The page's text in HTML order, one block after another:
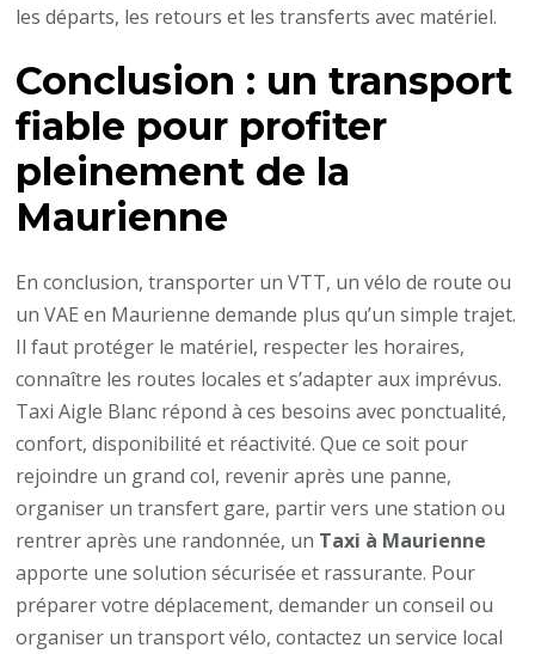
les départs, les retours et les transferts avec matériel.
Conclusion : un transport
fiable pour profiter
pleinement de la
Maurienne
En conclusion, transporter un VTT, un vélo de route ou
un VAE en Maurienne demande plus qu’un simple trajet.
Il faut protéger le matériel, respecter les horaires,
connaître les routes locales et s’adapter aux imprévus.
Taxi Aigle Blanc répond à ces besoins avec ponctualité,
confort, disponibilité et réactivité. Que ce soit pour
rejoindre un grand col, revenir après une panne,
organiser un transfert gare, partir vers une station ou
rentrer après une randonnée, un Taxi à Maurienne
apporte une solution sécurisée et rassurante. Pour
préparer votre déplacement, demander un conseil ou
organiser un transport vélo, contactez un service local